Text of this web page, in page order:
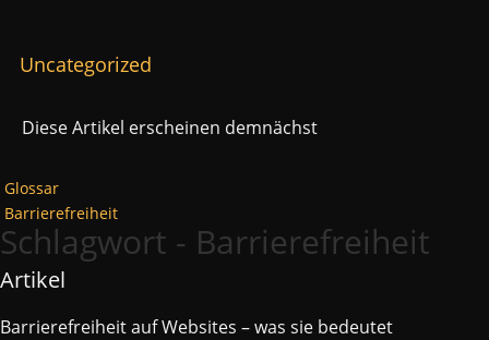
Uncategorized
Diese Artikel erscheinen demnächst
Glossar
Barrierefreiheit
Schlagwort - Barrierefreiheit
Artikel
Barrierefreiheit auf Websites – was sie bedeutet